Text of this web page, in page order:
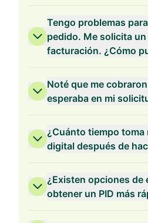
Tengo problemas
pedido. Me solicita
facturación. ¿Cómo
Noté que me
esperaba en mi
¿Cuánto tiempo toma
digital después de
¿Existen opciones de
obtener un PID más